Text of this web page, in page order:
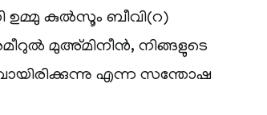
ഉമ്മു കുൽസൂം ബീവി(റ)
മുഅ്മിനീൻ, നിങ്ങളുടെ
എന്ന സന്തോഷ